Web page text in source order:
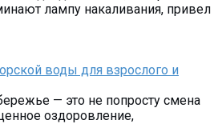
лампу накаливания, привел
воды для взрослого и
— это не попросту смена
оздоровление,